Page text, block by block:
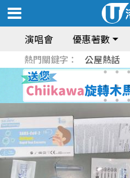
演唱會 優惠著數
熱門關鍵字： 公屋熱話